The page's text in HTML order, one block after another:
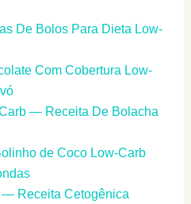
De Bolos Para Dieta Low-
Com Cobertura Low-
— Receita De Bolacha
de Coco Low-Carb
Receita Cetogênica